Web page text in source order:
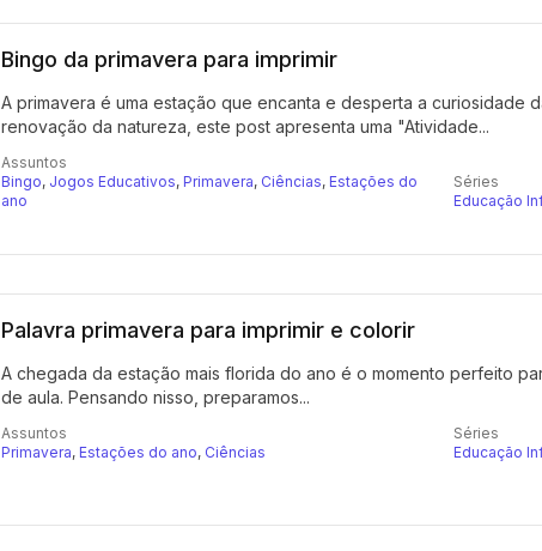
Bingo da primavera para imprimir
A primavera é uma estação que encanta e desperta a curiosidade
renovação da natureza, este post apresenta uma "Atividade...
Assuntos
Bingo, Jogos Educativos, Primavera, Ciências, Estações do
ano
Séries
Educação
Palavra primavera para imprimir e colorir
A chegada da estação mais florida do ano é o momento perfeito
de aula. Pensando nisso, preparamos...
Assuntos
Primavera, Estações do ano, Ciências
Séries
Educação